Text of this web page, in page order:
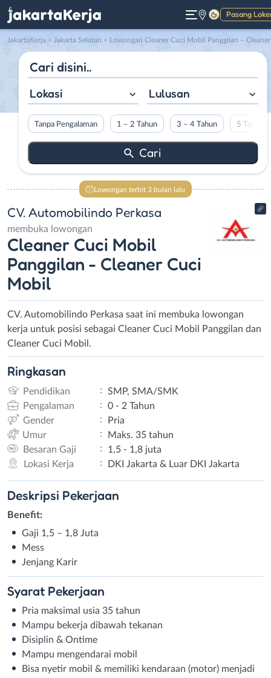
Pasang
Gelap
JakartaKerja > Jakarta Selatan > Lowongan Cleaner Cuci Mobil Panggilan – Cleaner Cuci Mobil di CV. Automobilindo
Lokasi Lulusan
Tanpa Pengalaman 1 – 2 Tahun 3 – 4 Tahun 5 Tahun
Lowongan terbit 3 bulan lalu
CV. Automobilindo Perkasa
membuka lowongan
Cleaner Cuci Mobil
Panggilan - Cleaner Cuci
Mobil
CV. Automobilindo Perkasa saat ini membuka lowongan
kerja untuk posisi sebagai Cleaner Cuci Mobil Panggilan dan
Cleaner Cuci Mobil.
Ringkasan
Pendidikan :
SMP, SMA/SMK
Pengalaman
:
0 - 2 Tahun
Gender
:
Pria
Umur
:
Maks. 35 tahun
Besaran Gaji
:
1,5 - 1,8 juta
Lokasi Kerja
: DKI Jakarta & Luar DKI Jakarta
Deskripsi Pekerjaan
Benefit:
Gaji 1,5 – 1,8 Juta
Mess
Jenjang Karir
Syarat Pekerjaan
Pria maksimal usia 35 tahun
Mampu bekerja dibawah tekanan
Disiplin & Ontime
Mampu mengendarai mobil
Bisa nyetir mobil & memiliki kendaraan (motor) menjadi